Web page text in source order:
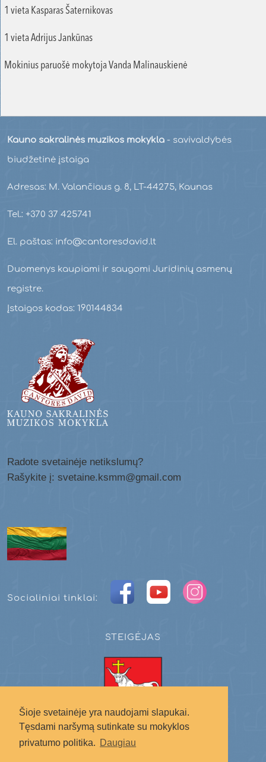
Šioje svetainėje yra naudojami slapukai.
Tęsdami naršymą sutinkate su mokyklos
privatumo politika. Daugiau
1 vieta Kasparas Šaternikovas
1 vieta Adrijus Jankūnas
Mokinius paruošė mokytoja Vanda Malinauskienė
Kauno sakralinės muzikos mokykla - savivaldybės
biudžetinė įstaiga
Adresas: M. Valančiaus g. 8, LT-44275, Kaunas
Tel.: +370 37 425741
El. paštas: info@cantoresdavid.lt
Duomenys kaupiami ir saugomi Juridinių asmenų
registre.
Įstaigos kodas: 190144834
Radote svetainėje netikslumų?
Rašykite į: svetaine.ksmm@gmail.com
Socialiniai tinklai:
STEIGĖJAS